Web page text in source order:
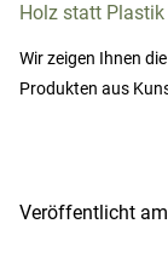
Holz statt Plastik
Wir zeigen Ihnen
Produkten aus
Veröffentlicht